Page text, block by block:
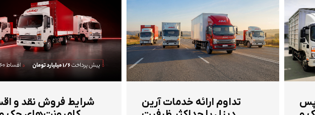
پس
تداوم ارائه خدمات آرین
شرایط فروش نقد و